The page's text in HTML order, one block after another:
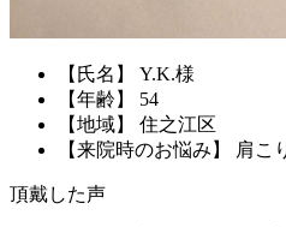
【氏名】 Y.K.様
【年齢】 54
【地域】 住之江区
【来院時のお悩み】 肩こ
頂戴した声